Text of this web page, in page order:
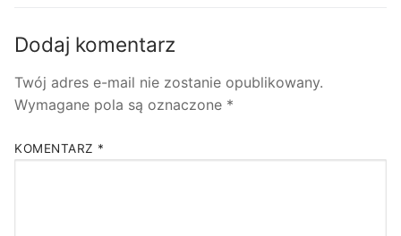
Dodaj komentarz
Twój adres e-mail nie zostanie opublikowany.
Wymagane pola są oznaczone *
KOMENTARZ *